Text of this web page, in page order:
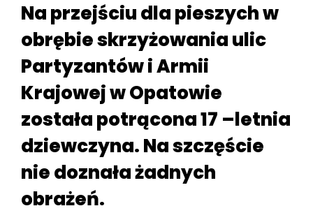
Na przejściu dla pieszych w
obrębie skrzyżowania ulic
Partyzantów i Armii
Krajowej w Opatowie
została potrącona 17 –letnia
dziewczyna. Na szczęście
nie doznała żadnych
obrażeń.